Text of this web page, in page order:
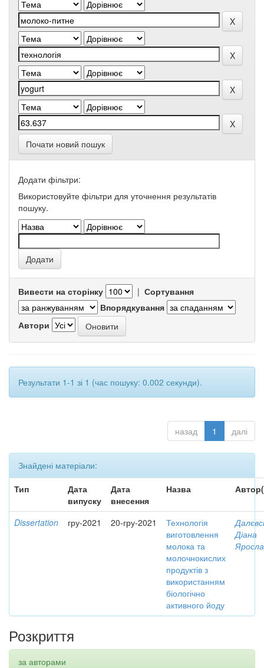
Почати новий пошук
Додати фільтри:
Використовуйте фільтри для уточнення результатів
пошуку.
Вивести на сторінку | Сортування
Впорядкування
Автори
Результати 1-1 зі 1 (час пошуку: 0.002 секунди).
назад 1 далі
Знайдені матеріали:
Тип
Дата
випуску
Дата
внесення
Назва
Dissertation гру-2021 20-гру-2021
Технологія
виготовлення
молока та
молочнокислих
продуктів з
використанням
біологічно
активного йоду
Діана
Розкриття
за авторами